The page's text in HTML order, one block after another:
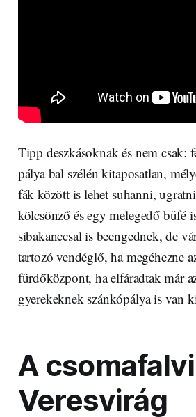
Tipp deszkásoknak és nem csak:
pálya bal szélén kitaposatlan,
fák között is lehet suhanni,
kölcsönző és egy melegedő büfé
síbakanccsal is beengednek, de
tartozó vendéglő, ha megéhezne
fürdőközpont, ha elfáradtak már
gyerekeknek szánkópálya is van
A csomafalvi
Veresvirág